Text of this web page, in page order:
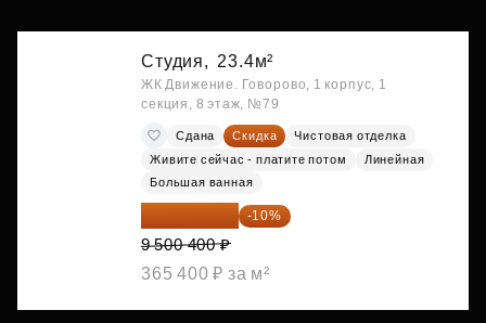
Студия, 23.4м²
ЖК Движение. Говорово, 1 корпус, 1
секция, 8 этаж, №79
Сдана Скидка
Чистовая отделка
Живите сейчас - платите потом
Линейная
Большая ванная
-10%
9 500 400 ₽
365 400 ₽ за м²